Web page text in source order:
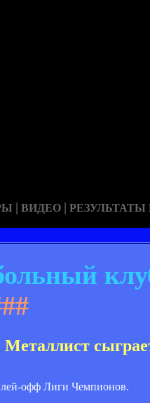
| ВИДЕО | РЕЗУЛЬТАТЫ
офф Лиги Чемпионов.